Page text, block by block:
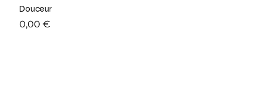
Douceur
Prix
0,00 €